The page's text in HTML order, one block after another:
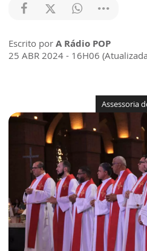
Escrito por A Rádio POP
25 ABR 2024 - 16H06
Assessoria